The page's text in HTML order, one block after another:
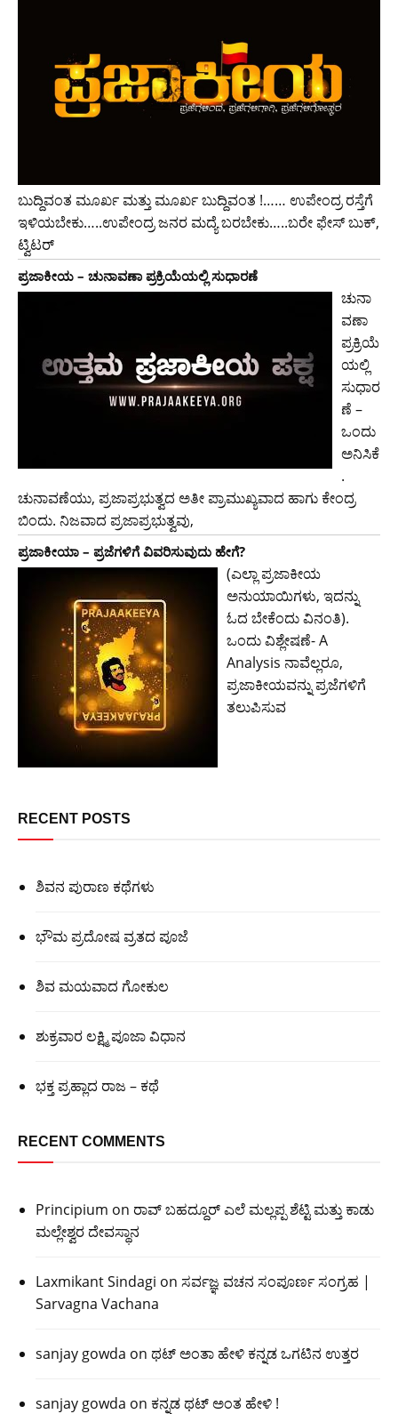
ಬುದ್ದಿವಂತ ಮೂರ್ಖ ಮತ್ತು ಮೂರ್ಖ ಬುದ್ದಿವಂತ !…… ಉಪೇಂದ್ರ ರಸ್ತೆಗೆ
ಇಳಿಯಬೇಕು…..ಉಪೇಂದ್ರ ಜನರ ಮದ್ಯೆ ಬರಬೇಕು…..ಬರೇ ಫೇಸ್ ಬುಕ್,
ಟ್ವಿಟರ್
ಪ್ರಜಾಕೀಯ – ಚುನಾವಣಾ ಪ್ರಕ್ರಿಯೆಯಲ್ಲಿ ಸುಧಾರಣೆ
ಚುನಾ
ವಣಾ
ಪ್ರಕ್ರಿಯೆ
ಯಲ್ಲಿ
ಸುಧಾರ
ಣೆ –
ಒಂದು
ಅನಿಸಿಕೆ
.
ಚುನಾವಣೆಯು, ಪ್ರಜಾಪ್ರಭುತ್ವದ ಅತೀ ಪ್ರಾಮುಖ್ಯವಾದ ಹಾಗು ಕೇಂದ್ರ
ಬಿಂದು. ನಿಜವಾದ ಪ್ರಜಾಪ್ರಭುತ್ವವು,
ಪ್ರಜಾಕೀಯಾ – ಪ್ರಜೆಗಳಿಗೆ ವಿವರಿಸುವುದು ಹೇಗೆ?
(ಎಲ್ಲಾ ಪ್ರಜಾಕೀಯ
ಅನುಯಾಯಿಗಳು, ಇದನ್ನು
ಓದ ಬೇಕೆಂದು ವಿನಂತಿ).
ಒಂದು ವಿಶ್ಲೇಷಣೆ- A
Analysis ನಾವೆಲ್ಲರೂ,
ಪ್ರಜಾಕೀಯವನ್ನು ಪ್ರಜೆಗಳಿಗೆ
ತಲುಪಿಸುವ
RECENT POSTS
ಶಿವನ ಪುರಾಣ ಕಥೆಗಳು
ಭೌಮ ಪ್ರದೋಷ ವ್ರತದ ಪೂಜೆ
ಶಿವ ಮಯವಾದ ಗೋಕುಲ
ಶುಕ್ರವಾರ ಲಕ್ಷ್ಮಿ ಪೂಜಾ ವಿಧಾನ
ಭಕ್ತ ಪ್ರಹ್ಲಾದ ರಾಜ – ಕಥೆ
RECENT COMMENTS
Principium on ರಾವ್ ಬಹದ್ದೂರ್ ಎಲೆ ಮಲ್ಲಪ್ಪ ಶೆಟ್ಟಿ ಮತ್ತು ಕಾಡು
ಮಲ್ಲೇಶ್ವರ ದೇವಸ್ಥಾನ
Laxmikant Sindagi on ಸರ್ವಜ್ಞ ವಚನ ಸಂಪೂರ್ಣ ಸಂಗ್ರಹ |
Sarvagna Vachana
sanjay gowda on ಥಟ್ ಅಂತಾ ಹೇಳಿ ಕನ್ನಡ ಒಗಟಿನ ಉತ್ತರ
sanjay gowda on ಕನ್ನಡ ಥಟ್ ಅಂತ ಹೇಳಿ !